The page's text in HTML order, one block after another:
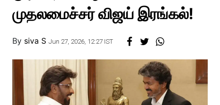
Story
முதலமைச்சர் விஜய் இரங்கல்!
By siva S Jun 27, 2026, 12:27 IST